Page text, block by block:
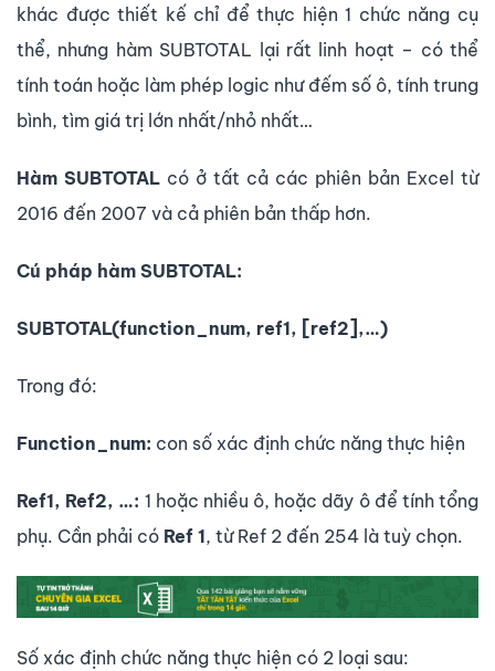
khác được thiết kế chỉ để thực hiện 1 chức năng cụ
thể, nhưng hàm SUBTOTAL lại rất linh hoạt – có thể
tính toán hoặc làm phép logic như đếm số ô, tính trung
bình, tìm giá trị lớn nhất/nhỏ nhất…
Hàm SUBTOTAL có ở tất cả các phiên bản Excel từ
2016 đến 2007 và cả phiên bản thấp hơn.
Cú pháp hàm SUBTOTAL:
SUBTOTAL(function_num, ref1, [ref2],…)
Trong đó:
Function_num: con số xác định chức năng thực hiện
Ref1, Ref2, …: 1 hoặc nhiều ô, hoặc dãy ô để tính tổng
phụ. Cần phải có Ref 1, từ Ref 2 đến 254 là tuỳ chọn.
Số xác định chức năng thực hiện có 2 loại sau: